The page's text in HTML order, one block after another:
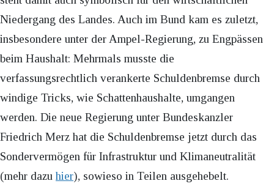
Niedergang des Landes. Auch im Bund kam es zuletzt,
insbesondere unter der Ampel-Regierung, zu Engpässen
beim Haushalt: Mehrmals musste die
verfassungsrechtlich verankerte Schuldenbremse durch
windige Tricks, wie Schattenhaushalte, umgangen
werden. Die neue Regierung unter Bundeskanzler
Friedrich Merz hat die Schuldenbremse jetzt durch das
Sondervermögen für Infrastruktur und Klimaneutralität
(mehr dazuhier), sowieso in Teilen ausgehebelt.